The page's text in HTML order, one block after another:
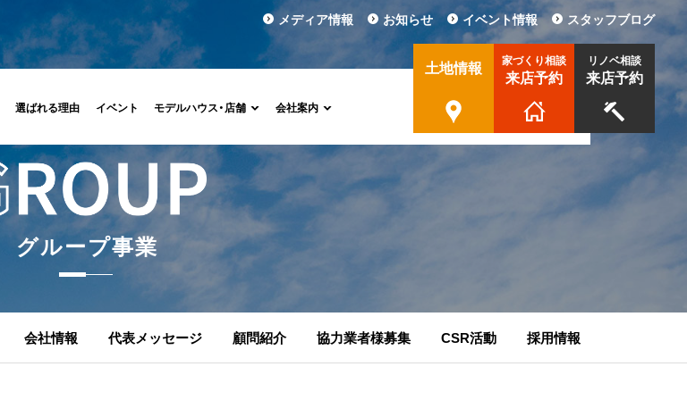
選ばれる理由 イベント モデルハウス・店舗 会社案内
土地情報 家づくり相談
来店予約
リノベ相談
来店予約
メディア情報 お知らせ イベント情報 スタッフブログ
グループ事業
会社情報 代表メッセージ 顧問紹介 協力業者様募集 CSR活動 採用情報